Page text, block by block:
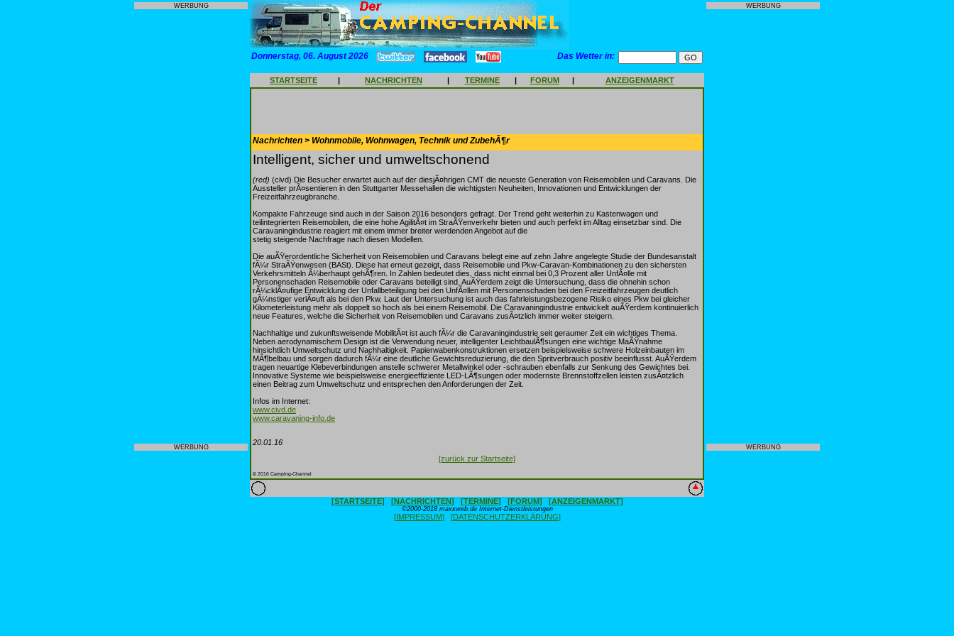
WERBUNG
WERBUNG
Donnerstag, 06. August 2026 Das Wetter in:
STARTSEITE | NACHRICHTEN | TERMINE | FORUM | ANZEIGENMARKT
Nachrichten > Wohnmobile, Wohnwagen, Technik und ZubehÃ¶r
Intelligent, sicher und umweltschonend
(red) (civd) Die Besucher erwartet auch auf der diesjÃ¤hrigen CMT die neueste Generation von Reisemobilen und Caravans. Die
Aussteller prÃ¤sentieren in den Stuttgarter Messehallen die wichtigsten Neuheiten, Innovationen und Entwicklungen der
Freizeitfahrzeugbranche.
Kompakte Fahrzeuge sind auch in der Saison 2016 besonders gefragt. Der Trend geht weiterhin zu Kastenwagen und
teilintegrierten Reisemobilen, die eine hohe AgilitÃ¤t im StraÃŸenverkehr bieten und auch perfekt im Alltag einsetzbar sind. Die
Caravaningindustrie reagiert mit einem immer breiter werdenden Angebot auf die
stetig steigende Nachfrage nach diesen Modellen.
Die auÃŸerordentliche Sicherheit von Reisemobilen und Caravans belegt eine auf zehn Jahre angelegte Studie der Bundesanstalt
fÃ¼r StraÃŸenwesen (BASt). Diese hat erneut gezeigt, dass Reisemobile und Pkw-Caravan-Kombinationen zu den sichersten
Verkehrsmitteln Ã¼berhaupt gehÃ¶ren. In Zahlen bedeutet dies, dass nicht einmal bei 0,3 Prozent aller UnfÃ¤lle mit
Personenschaden Reisemobile oder Caravans beteiligt sind. AuÃŸerdem zeigt die Untersuchung, dass die ohnehin schon
rÃ¼cklÃ¤ufige Entwicklung der Unfallbeteiligung bei den UnfÃ¤llen mit Personenschaden bei den Freizeitfahrzeugen deutlich
gÃ¼nstiger verlÃ¤uft als bei den Pkw. Laut der Untersuchung ist auch das fahrleistungsbezogene Risiko eines Pkw bei gleicher
Kilometerleistung mehr als doppelt so hoch als bei einem Reisemobil. Die Caravaningindustrie entwickelt auÃŸerdem kontinuierlich
neue Features, welche die Sicherheit von Reisemobilen und Caravans zusÃ¤tzlich immer weiter steigern.
Nachhaltige und zukunftsweisende MobilitÃ¤t ist auch fÃ¼r die Caravaningindustrie seit geraumer Zeit ein wichtiges Thema.
Neben aerodynamischem Design ist die Verwendung neuer, intelligenter LeichtbaulÃ¶sungen eine wichtige MaÃŸnahme
hinsichtlich Umweltschutz und Nachhaltigkeit. Papierwabenkonstruktionen ersetzen beispielsweise schwere Holzeinbauten im
MÃ¶belbau und sorgen dadurch fÃ¼r eine deutliche Gewichtsreduzierung, die den Spritverbrauch positiv beeinflusst. AuÃŸerdem
tragen neuartige Klebeverbindungen anstelle schwerer Metallwinkel oder -schrauben ebenfalls zur Senkung des Gewichtes bei.
Innovative Systeme wie beispielsweise energieeffiziente LED-LÃ¶sungen oder modernste Brennstoffzellen leisten zusÃ¤tzlich
einen Beitrag zum Umweltschutz und entsprechen den Anforderungen der Zeit.
Infos im Internet:
www.civd.de
www.caravaning-info.de
20.01.16
[zurück zur Startseite]
© 2016 Camping-Channel
[STARTSEITE] [NACHRICHTEN] [TERMINE] [FORUM] [ANZEIGENMARKT]
©2000-2018 maxxweb.de Internet-Dienstleistungen
[IMPRESSUM] [DATENSCHUTZERKLÄRUNG]
WERBUNG
WERBUNG